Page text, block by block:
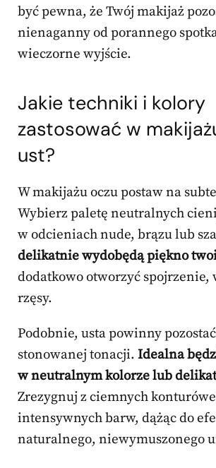
być pewna, że Twój makijaż
nienaganny od porannego
wieczorne wyjście.
Jakie techniki i kolory
zastosować w
ust?
W makijażu oczu postaw na
Wybierz paletę neutralnych
w odcieniach nude, brązu lub
delikatnie wydobędą piękno
dodatkowo otworzyć spojrzenie,
rzęsy.
Podobnie, usta powinny
stonowanej tonacji. Idealna
w neutralnym kolorze lub
Zrezygnuj z ciemnych
intensywnych barw, dążąc do
naturalnego, niewymuszonego